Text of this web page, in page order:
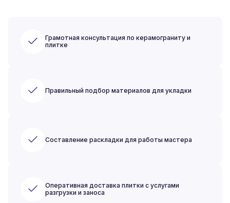
Грамотная консультация по керамограниту и
плитке
Правильный подбор материалов для укладки
Составление раскладки для работы мастера
Оперативная доставка плитки с услугами
разгрузки и заноса